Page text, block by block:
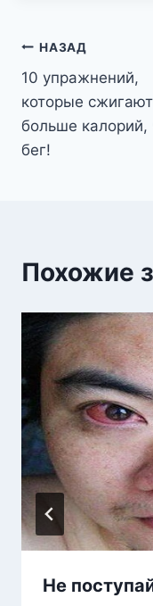
Навигация
по
записям
НАЗАД
10 упражнений,
которые сжигают
больше калорий,
бег!
Похожие
Не